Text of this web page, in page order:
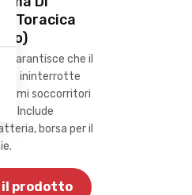
Toracica
garantisce che il
ininterrotte
primi soccorritori
Include
borsa per il
il prodotto